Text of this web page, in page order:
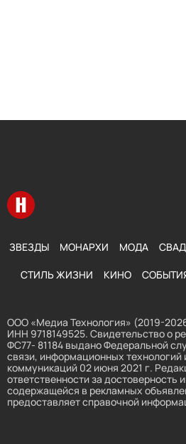
Перейти на главную
ЗВЕЗДЫ МОНАРХИ МОДА
СТИЛЬ ЖИЗНИ КИНО
ООО «Медиа Технология» (2019-
ИНН 9718149525. Свидетельство о
ФС77- 81184 выдано Федеральной
связи, информационных технологий
коммуникаций 02 июня 2021 г.
ответственности за достоверность
содержащейся в рекламных
предоставляет справочной